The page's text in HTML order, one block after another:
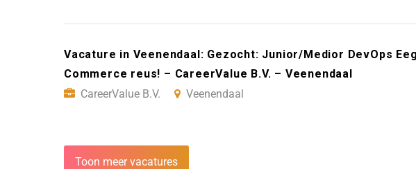
Vacature in Veenendaal: Gezocht: Junior/Medior DevOps
Commerce reus! – CareerValue B.V. – Veenendaal
CareerValue B.V.
Veenendaal
Toon meer vacatures